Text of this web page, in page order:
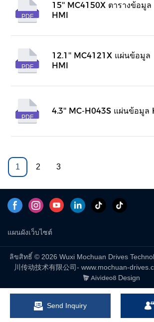
PDF
15'' MC4150X ตารางข้อมูล
HMI
PDF
12.1'' MC4121X แผ่นข้อมูล
HMI
PDF
4.3'' MC-H043S แผ่นข้อมูล
1 2 3
แผนผังเว็บไซต์
ลิขสิทธิ์ © 2026 Wuxi Mochuan Drives
川传动技术有限公司- www.mochuan-
Design
Send Inquiry